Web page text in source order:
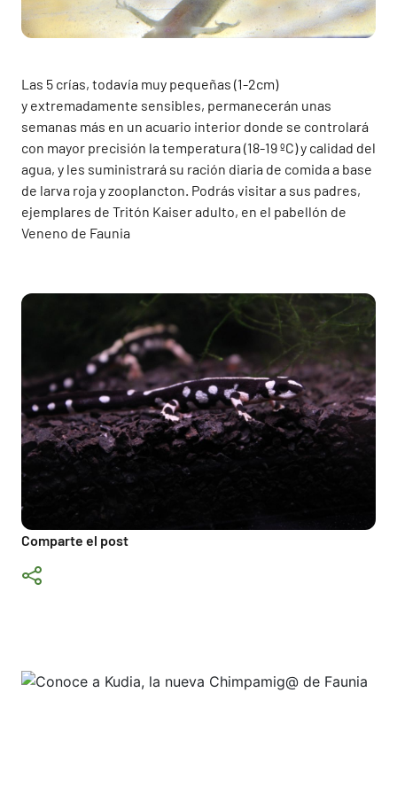
Comparte el post
Las 5 crías, todavía muy pequeñas (1-2cm)
y extremadamente sensibles, permanecerán unas
semanas más en un acuario interior donde se controlará
con mayor precisión la temperatura (18-19 ºC) y calidad del
agua, y les suministrará su ración diaria de comida a base
de larva roja y zooplancton. Podrás visitar a sus padres,
ejemplares de Tritón Kaiser adulto, en el pabellón de
Veneno de Faunia